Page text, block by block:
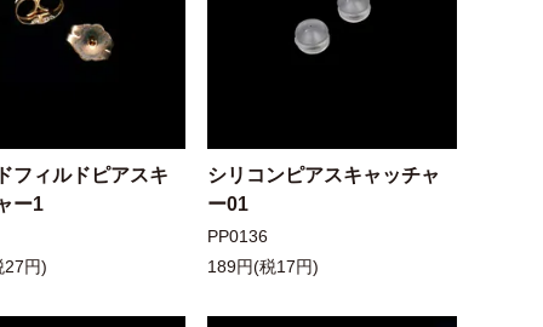
フィルドピアスキ
ー1
27円)
シリコンピアスキャッチャ
ー01
PP0136
189円(税17円)